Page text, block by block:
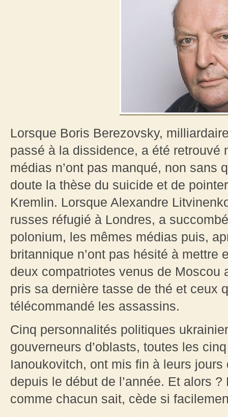
Lorsque Boris Berezovsky,
passé à la dissidence, a été retrouvé
médias n’ont pas manqué, non sans
doute la thèse du suicide et de
Kremlin. Lorsque Alexandre
russes réfugié à Londres, a
polonium, les mêmes médias puis,
britannique n’ont pas hésité à
deux compatriotes venus de
pris sa dernière tasse de thé et ceux
télécommandé les assassins.
Cinq personnalités politiques
gouverneurs d’oblasts, toutes les
Ianoukovitch, ont mis fin à leurs
depuis le début de l’année. Et alors
comme chacun sait, cède si